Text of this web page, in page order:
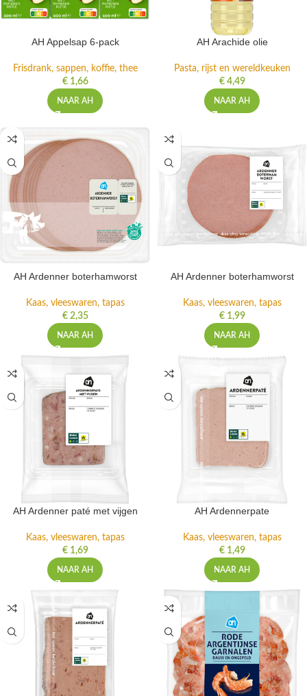
AH Appelsap 6-pack
Frisdrank, sappen, koffie, thee
€1,66
NAAR AH
AH Arachide olie
Pasta, rijst en wereldkeuken
€4,49
NAAR AH
AH Ardenner boterhamworst
Kaas, vleeswaren, tapas
€2,35
NAAR AH
AH Ardenner boterhamworst
Kaas, vleeswaren, tapas
€1,99
NAAR AH
AH Ardenner paté met vijgen
Kaas, vleeswaren, tapas
€1,69
NAAR AH
AH Ardennerpate
Kaas, vleeswaren, tapas
€1,49
NAAR AH